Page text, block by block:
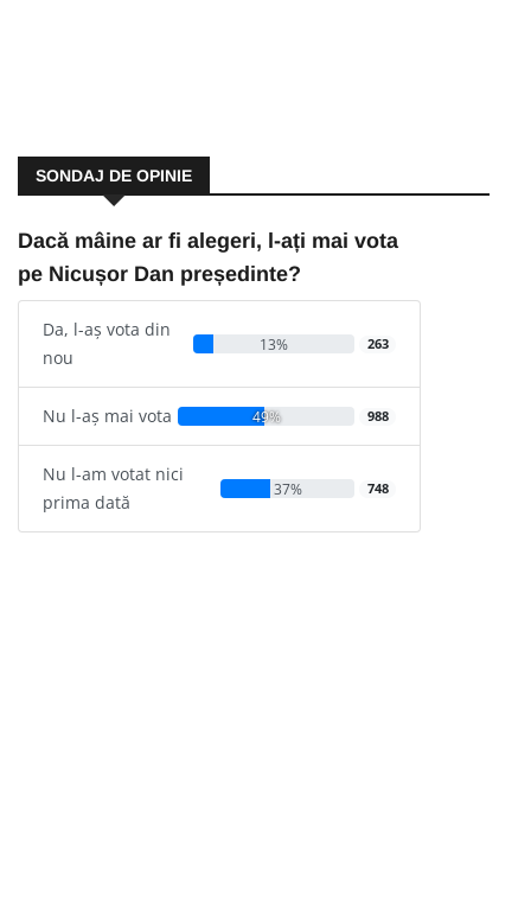
SONDAJ DE OPINIE
Dacă mâine ar fi alegeri, l-ați mai vota
pe Nicușor Dan președinte?
Da, l-aș vota din
nou
13% 263
Nu l-aș mai vota 49% 988
Nu l-am votat nici
prima dată
37% 748